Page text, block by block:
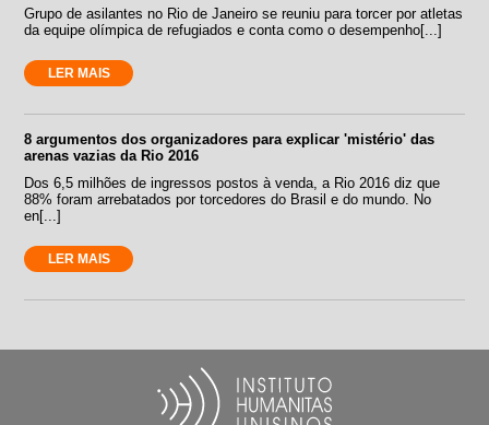
Grupo de asilantes no Rio de Janeiro se reuniu para torcer por atletas
da equipe olímpica de refugiados e conta como o desempenho[...]
LER MAIS
8 argumentos dos organizadores para explicar 'mistério' das
arenas vazias da Rio 2016
Dos 6,5 milhões de ingressos postos à venda, a Rio 2016 diz que
88% foram arrebatados por torcedores do Brasil e do mundo. No
en[...]
LER MAIS